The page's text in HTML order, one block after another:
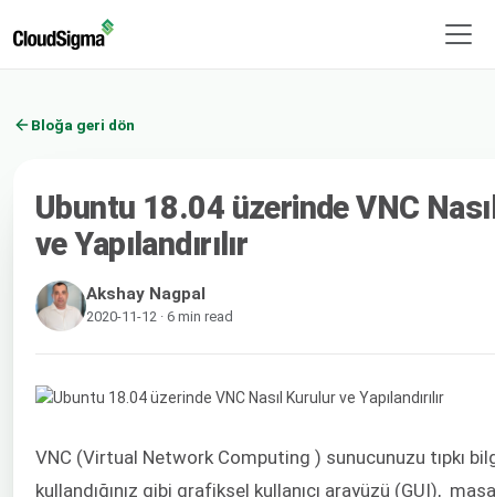
Bloğa geri dön
Ubuntu 18.04 üzerinde VNC
ve Yapılandırılır
Akshay Nagpal
2020-11-12 · 6 min read
VNC (Virtual Network Computing ) sunucunuzu tıpkı
kullandığınız gibi grafiksel kullanıcı arayüzü (GUI),